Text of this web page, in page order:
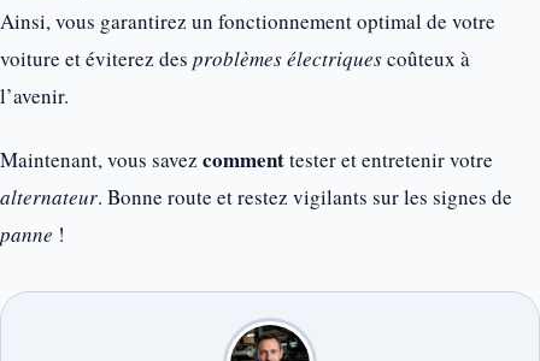
Ainsi, vous garantirez un fonctionnement optimal de votre
voiture et éviterez des problèmes électriquescoûteux à
l’avenir.
Maintenant, vous savez commenttester et entretenir votre
alternateur. Bonne route et restez vigilants sur les signes de
panne !